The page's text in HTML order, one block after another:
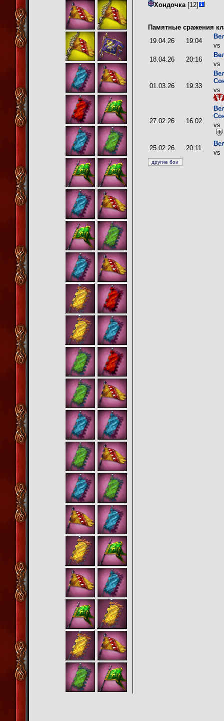
Хондочка [12]
Памятные сражения
19.04.26
19:04
vs
18.04.26
20:16
vs
01.03.26 19:33
vs
27.02.26 16:02
vs
25.02.26 20:11
vs